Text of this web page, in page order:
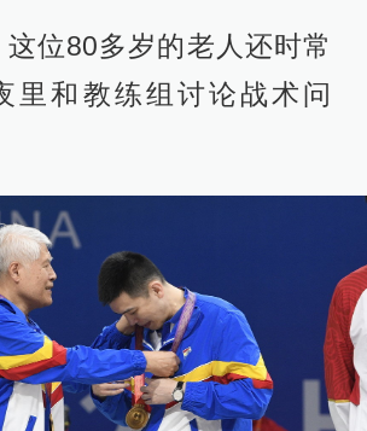
位80多岁的老人还时常
里和教练组讨论战术问